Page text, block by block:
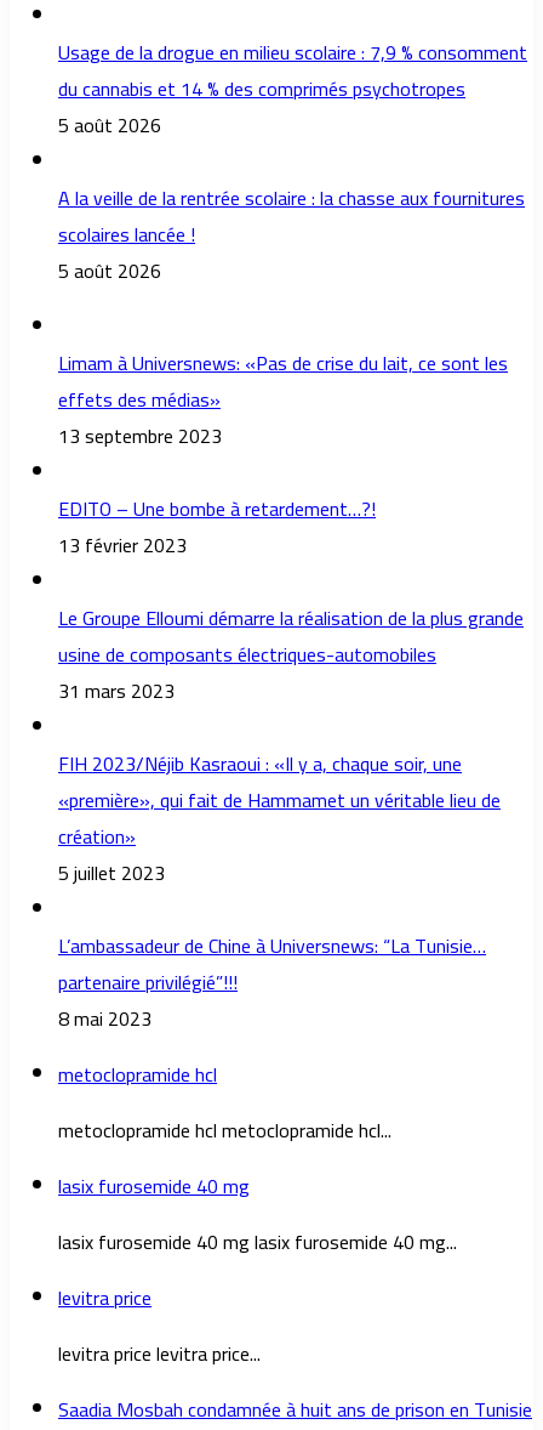
Usage de la drogue en milieu scolaire : 7,9 % consomment
du cannabis et 14 % des comprimés psychotropes
5 août 2026
A la veille de la rentrée scolaire : la chasse aux fournitures
scolaires lancée !
5 août 2026
Limam à Universnews: «Pas de crise du lait, ce sont les
effets des médias»
13 septembre 2023
EDITO – Une bombe à retardement…?!
13 février 2023
Le Groupe Elloumi démarre la réalisation de la plus grande
usine de composants électriques-automobiles
31 mars 2023
FIH 2023/Néjib Kasraoui : «Il y a, chaque soir, une
«première», qui fait de Hammamet un véritable lieu de
création»
5 juillet 2023
L’ambassadeur de Chine à Universnews: “La Tunisie…
partenaire privilégié”!!!
8 mai 2023
metoclopramide hcl
metoclopramide hcl metoclopramide hcl...
lasix furosemide 40 mg
lasix furosemide 40 mg lasix furosemide 40 mg...
levitra price
levitra price levitra price...
Saadia Mosbah condamnée à huit ans de prison en Tunisie